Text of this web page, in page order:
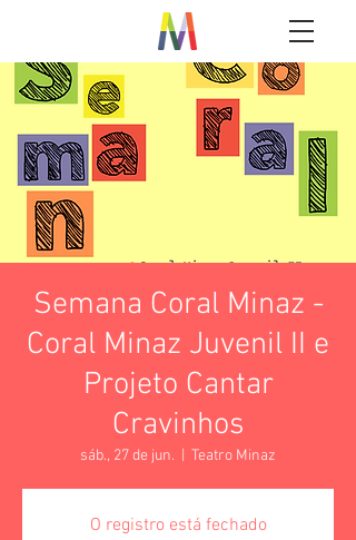
Semana Coral Minaz -
Coral Minaz Juvenil II e
Projeto Cantar
Cravinhos
sáb., 27 de jun. Teatro Minaz
O registro está fechado